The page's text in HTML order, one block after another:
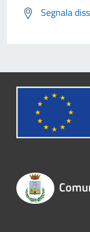
Segnala